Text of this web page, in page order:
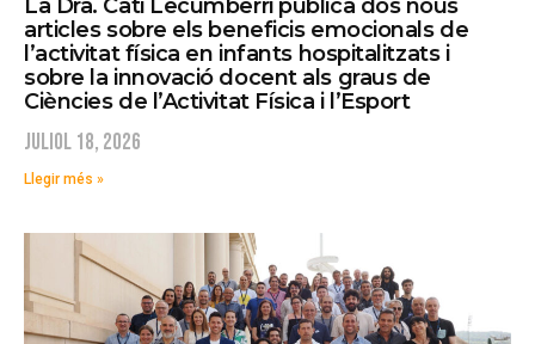
La Dra. Cati Lecumberri publica dos nous
articles sobre els beneficis emocionals de
l’activitat física en infants hospitalitzats i
sobre la innovació docent als graus de
Ciències de l’Activitat Física i l’Esport
juliol 18, 2026
Llegir més »